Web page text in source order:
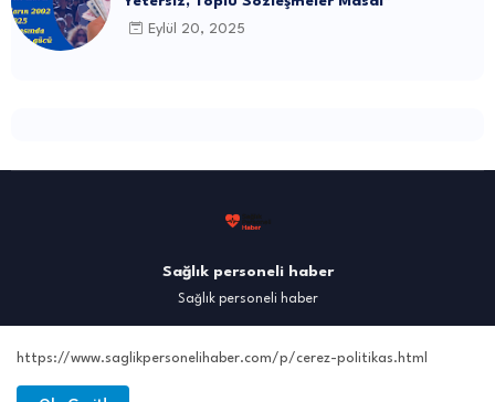
Eylül 20, 2025
Sağlık personeli haber
Sağlık personeli haber
https://www.saglikpersonelihaber.com/p/cerez-politikas.html